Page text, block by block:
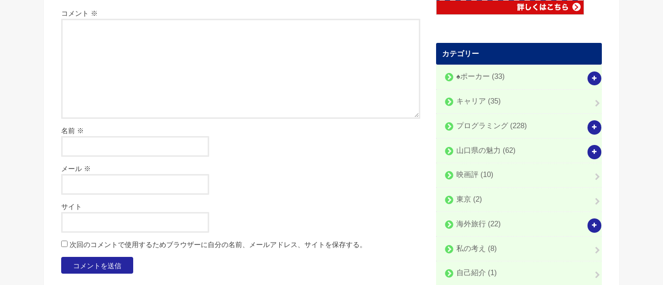
コメント ※
名前 ※
メール ※
サイト
次回のコメントで使用するためブラウザーに自分の名前、メールアドレス、サイトを保存する。
カテゴリー
♠️ポーカー (33)
キャリア (35)
プログラミング (228)
山口県の魅力 (62)
映画評 (10)
東京 (2)
海外旅行 (22)
私の考え (8)
自己紹介 (1)